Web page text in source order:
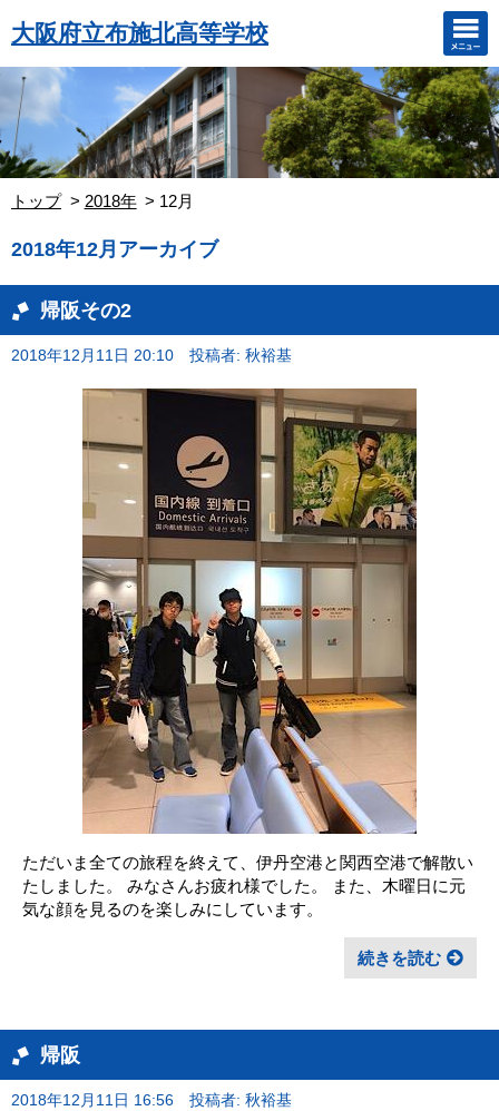
大阪府立布施北高等学校
トップ 2018年 12月
2018年12月アーカイブ
帰阪その2
2018年12月11日 20:10 投稿者: 秋裕基
ただいま全ての旅程を終えて、伊丹空港と関西空港で解散い
たしました。 みなさんお疲れ様でした。 また、木曜日に元
気な顔を見るのを楽しみにしています。
続きを読む
帰阪
2018年12月11日 16:56 投稿者: 秋裕基